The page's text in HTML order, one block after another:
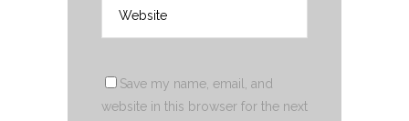
Save my name, email, and
website in this browser for the next